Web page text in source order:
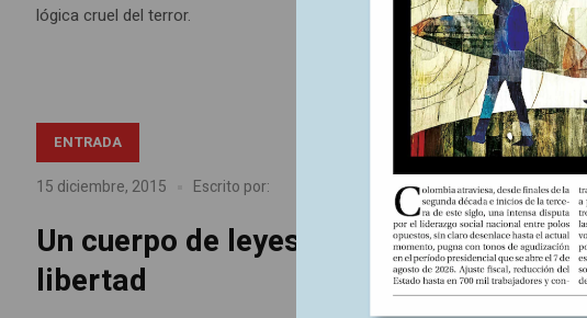
lógica cruel del terror.
ENTRADA
15 diciembre, 2015 Escrito por: Artículos impresos Nº151
Un cuerpo de leyes peligrosas y
libertad